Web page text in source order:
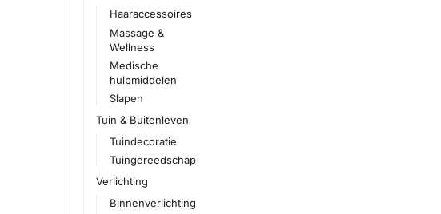
Haaraccessoires
Massage &
Wellness
Medische
hulpmiddelen
Slapen
Tuin & Buitenleven
Tuindecoratie
Tuingereedschap
Verlichting
Binnenverlichting